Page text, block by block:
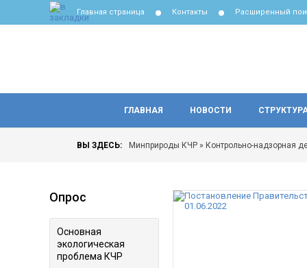
Главная страница Контакты Расширенный
ГЛАВНАЯ НОВОСТИ
ВЫ ЗДЕСЬ: Минприроды КЧР » Контрольно-надзорная
Опрос
Основная
экологическая
проблема КЧР